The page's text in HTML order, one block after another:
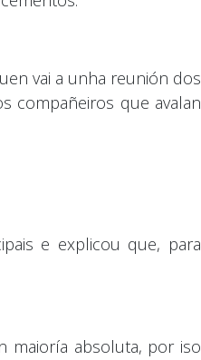
vai a unha reunión dos
compañeiros que avalan
e explicou que, para
maioría absoluta, por iso